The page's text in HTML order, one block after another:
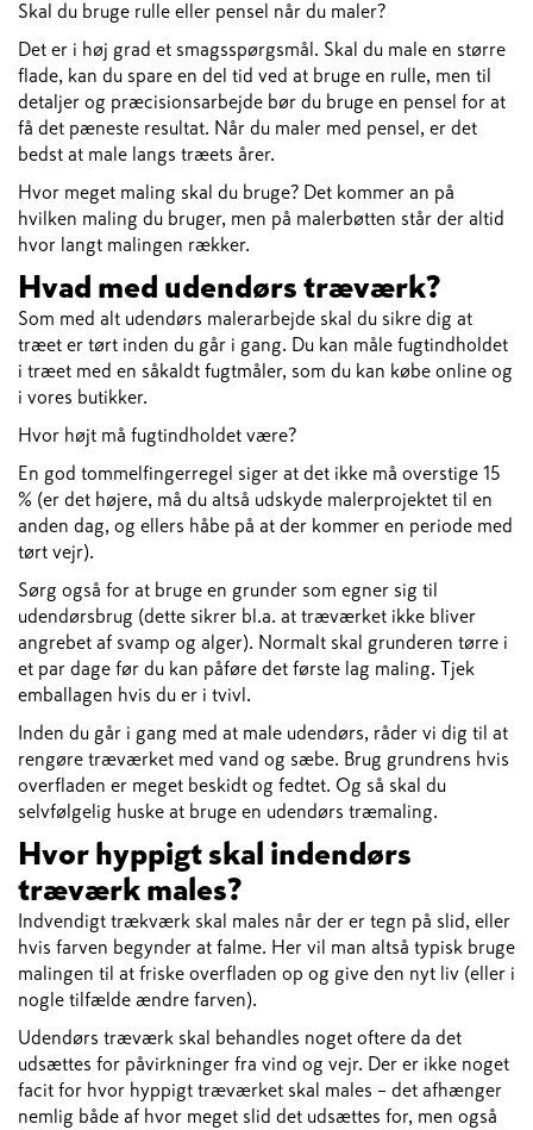
Skal du bruge rulle eller pensel når du maler?
Det er i høj grad et smagsspørgsmål. Skal du male en større
flade, kan du spare en del tid ved at bruge en rulle, men til
detaljer og præcisionsarbejde bør du bruge en pensel for at
få det pæneste resultat. Når du maler med pensel, er det
bedst at male langs træets årer.
Hvor meget maling skal du bruge? Det kommer an på
hvilken maling du bruger, men på malerbøtten står der altid
hvor langt malingen rækker.
Hvad med udendørs træværk?
Som med alt udendørs malerarbejde skal du sikre dig at
træet er tørt inden du går i gang. Du kan måle fugtindholdet
i træet med en såkaldt fugtmåler, som du kan købe online og
i vores butikker.
Hvor højt må fugtindholdet være?
En god tommelfingerregel siger at det ikke må overstige 15
% (er det højere, må du altså udskyde malerprojektet til en
anden dag, og ellers håbe på at der kommer en periode med
tørt vejr).
Sørg også for at bruge en grunder som egner sig til
udendørsbrug (dette sikrer bl.a. at træværket ikke bliver
angrebet af svamp og alger). Normalt skal grunderen tørre i
et par dage før du kan påføre det første lag maling. Tjek
emballagen hvis du er i tvivl.
Inden du går i gang med at male udendørs, råder vi dig til at
rengøre træværket med vand og sæbe. Brug grundrens hvis
overfladen er meget beskidt og fedtet. Og så skal du
selvfølgelig huske at bruge en udendørs træmaling.
Hvor hyppigt skal indendørs
træværk males?
Indvendigt trækværk skal males når der er tegn på slid, eller
hvis farven begynder at falme. Her vil man altså typisk bruge
malingen til at friske overfladen op og give den nyt liv (eller i
nogle tilfælde ændre farven).
Udendørs træværk skal behandles noget oftere da det
udsættes for påvirkninger fra vind og vejr. Der er ikke noget
facit for hvor hyppigt træværket skal males – det afhænger
nemlig både af hvor meget slid det udsættes for, men også